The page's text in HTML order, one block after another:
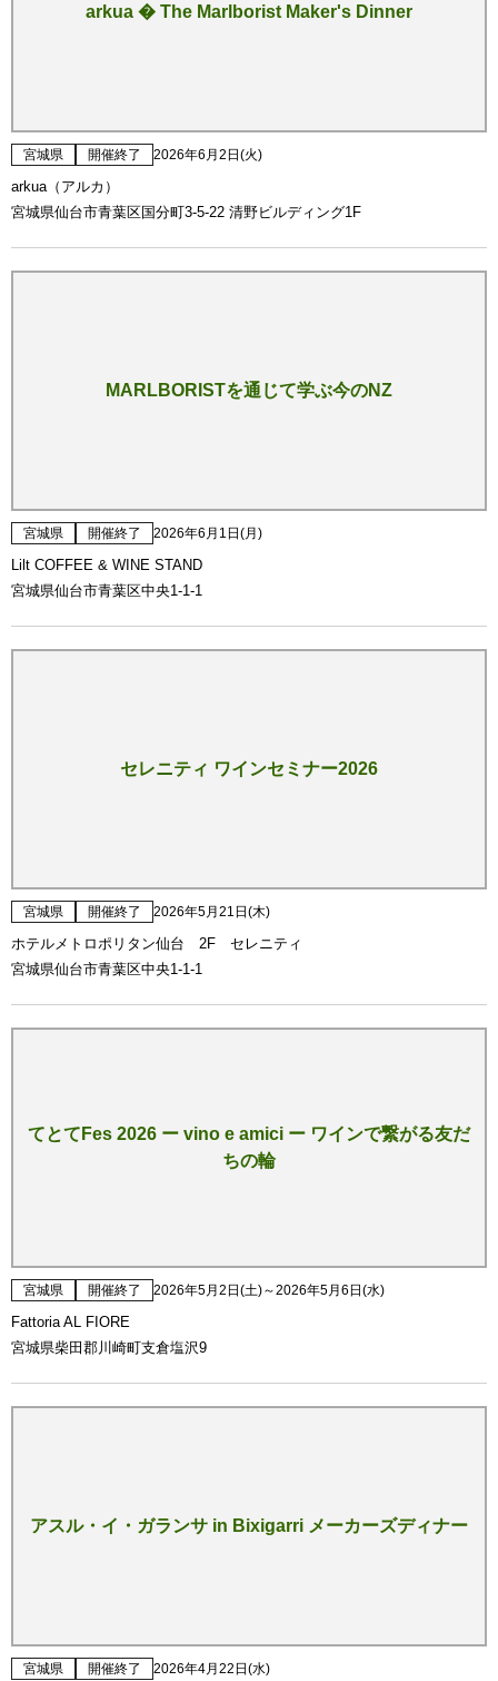
arkua � The Marlborist Maker's Dinner
宮城県 開催終了 2026年6月2日(火)
arkua（アルカ）
宮城県仙台市青葉区国分町3-5-22 清野ビルディング1F
MARLBORISTを通じて学ぶ今のNZ
宮城県 開催終了 2026年6月1日(月)
Lilt COFFEE & WINE STAND
宮城県仙台市青葉区中央1-1-1
セレニティ ワインセミナー2026
宮城県 開催終了 2026年5月21日(木)
ホテルメトロポリタン仙台 2F セレニティ
宮城県仙台市青葉区中央1-1-1
てとてFes 2026 ー vino e amici ー ワインで繋がる友だ
ちの輪
宮城県 開催終了 2026年5月2日(土)～2026年5月6日(水)
Fattoria AL FIORE
宮城県柴田郡川崎町支倉塩沢9
アスル・イ・ガランサ in Bixigarri メーカーズディナー
宮城県 開催終了 2026年4月22日(水)